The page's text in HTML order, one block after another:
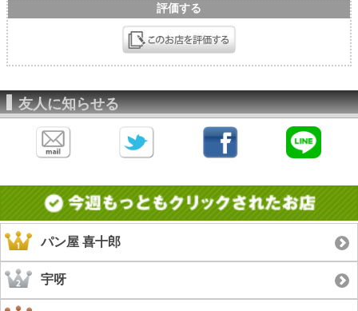
評価する
友人に知らせる
パン屋 喜十郎
宇呀